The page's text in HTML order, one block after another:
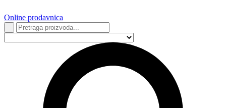
Online prodavnica